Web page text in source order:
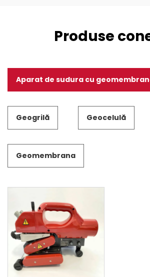
Produse
Aparat de sudura cu
Geogrilă Geocelulă
Geomembrana